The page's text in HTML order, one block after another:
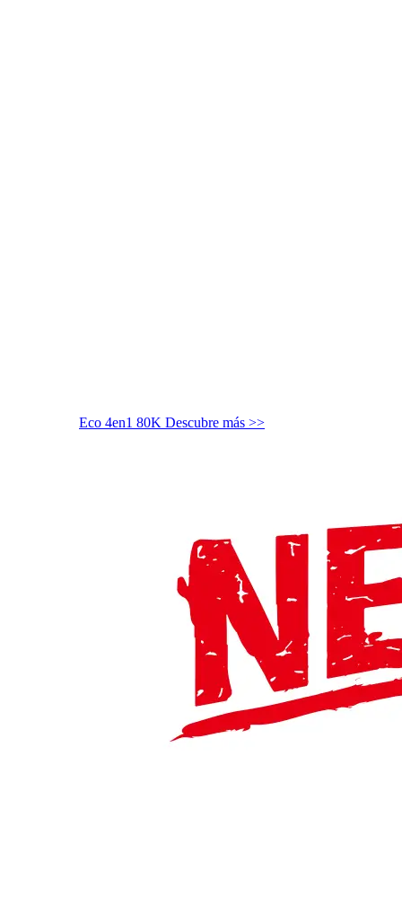
Eco 4en1 80K Descubre más >>